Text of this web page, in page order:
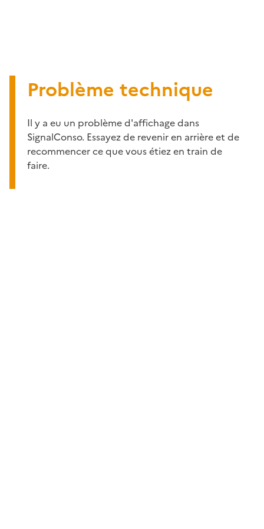
Problème technique
Il y a eu un problème d'affichage dans
SignalConso. Essayez de revenir en arrière et de
recommencer ce que vous étiez en train de
faire.